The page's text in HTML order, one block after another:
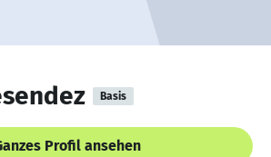
Basis
Profil ansehen